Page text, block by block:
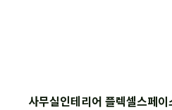
사무실인테리어 플렉셀스페